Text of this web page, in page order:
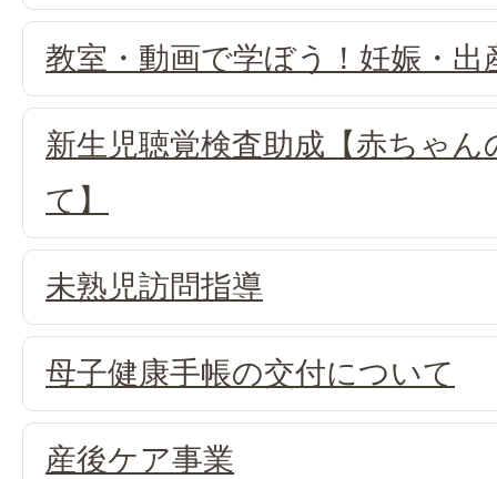
教室・動画で学ぼう！妊娠・出
新生児聴覚検査助成【赤ちゃ
て】
未熟児訪問指導
母子健康手帳の交付について
産後ケア事業